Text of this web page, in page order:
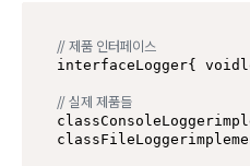
// 제품 인터페이스
interfaceLogger{
// 실제 제품들